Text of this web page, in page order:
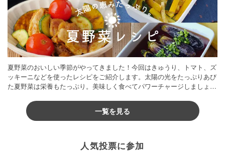
夏野菜のおいしい季節がやってきました！今回はきゅうり、トマト、ズ
ッキーニなどを使ったレシピをご紹介します。太陽の光をたっぷりあび
た夏野菜は栄養もたっぷり。美味しく食べてパワーチャージしましょう
一覧を見る
人気投票に参加